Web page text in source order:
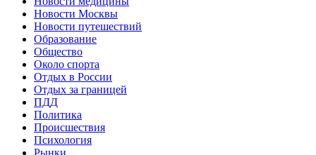
Новости Москвы
Новости путешествий
Образование
Общество
Около спорта
Отдых в России
Отдых за границей
ПДД
Политика
Происшествия
Психология
Рынки